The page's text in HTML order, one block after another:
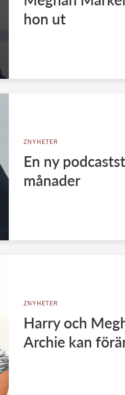
hon ut
ZNYHETER
En ny
månader
ZNYHETER
Harry och
Archie kan